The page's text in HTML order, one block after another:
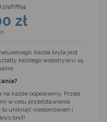
zł
Każda bryła jest
każdego wodotrysku są
każde odpowiemy. Przed
w celu przedstawienia
to uniknąć niedomówień i
brył!